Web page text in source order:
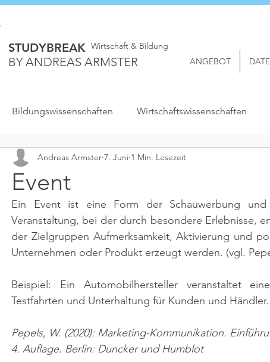
STUDYBREAK
BY ANDREAS ARMSTER
Wirtschaft & Bildung
ANGEBOT
Bildungswissenschaften Wirtschaftswissenschaften
Event
Andreas Armster 7. Juni 1 Min. Lesezeit
Ein Event ist eine Form der Schauwerbung
Veranstaltung, bei der durch besondere Erlebnisse,
der Zielgruppen Aufmerksamkeit, Aktivierung und
Unternehmen oder Produkt erzeugt werden. (vgl.
Beispiel: Ein Automobilhersteller veranstaltet
Testfahrten und Unterhaltung für Kunden und Händler.
Pepels, W. (2020): Marketing-Kommunikation.
4. Auflage. Berlin: Duncker und Humblot